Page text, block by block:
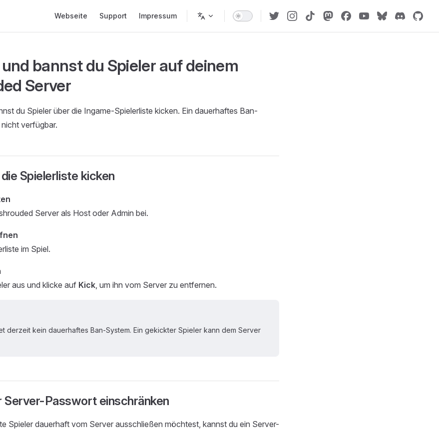
Webseite Support Impressum
bannst du Spieler auf deinem
Server
du Spieler über die Ingame-Spielerliste kicken. Ein dauerhaftes Ban-
verfügbar.
Spielerliste kicken
Server als Host oder Admin bei.
im Spiel.
aus und klicke auf Kick, um ihn vom Server zu entfernen.
derzeit kein dauerhaftes Ban-System. Ein gekickter Spieler kann dem Server
Server-Passwort einschränken
Spieler dauerhaft vom Server ausschließen möchtest, kannst du ein Server-